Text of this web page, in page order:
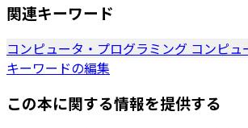
関連キーワード
コンピュータ・プログラミング コンピュ
キーワードの編集
この本に関する情報を提供する